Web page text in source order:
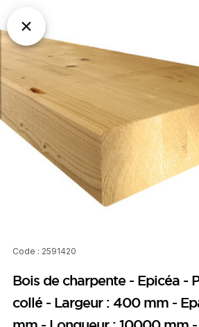
Code : 2591420
Bois de charpente - Epicéa -
collé - Largeur : 400 mm -